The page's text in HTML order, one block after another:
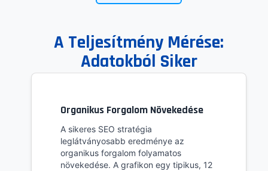
A Teljesítmény Mérése:
Adatokból Siker
Organikus Forgalom Növekedése
A sikeres SEO stratégia
leglátványosabb eredménye az
organikus forgalom folyamatos
növekedése. A grafikon egy tipikus, 12